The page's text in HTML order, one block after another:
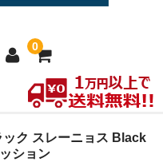
0
ック スレーニョス Black
ション